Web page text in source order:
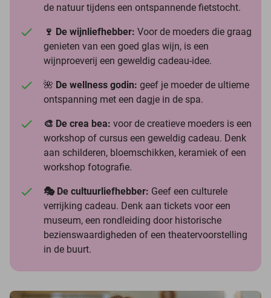
de natuur tijdens een ontspannende fietstocht.
🍷 De wijnliefhebber: Voor de moeders die graag
genieten van een goed glas wijn, is een
wijnproeverij een geweldig cadeau-idee.
🌺 De wellness godin: geef je moeder de ultieme
ontspanning met een dagje in de spa.
🎨 De crea bea: voor de creatieve moeders is een
workshop of cursus een geweldig cadeau. Denk
aan schilderen, bloemschikken, keramiek of een
workshop fotografie.
🎭 De cultuurliefhebber: Geef een culturele
verrijking cadeau. Denk aan tickets voor een
museum, een rondleiding door historische
bezienswaardigheden of een theatervoorstelling
in de buurt.